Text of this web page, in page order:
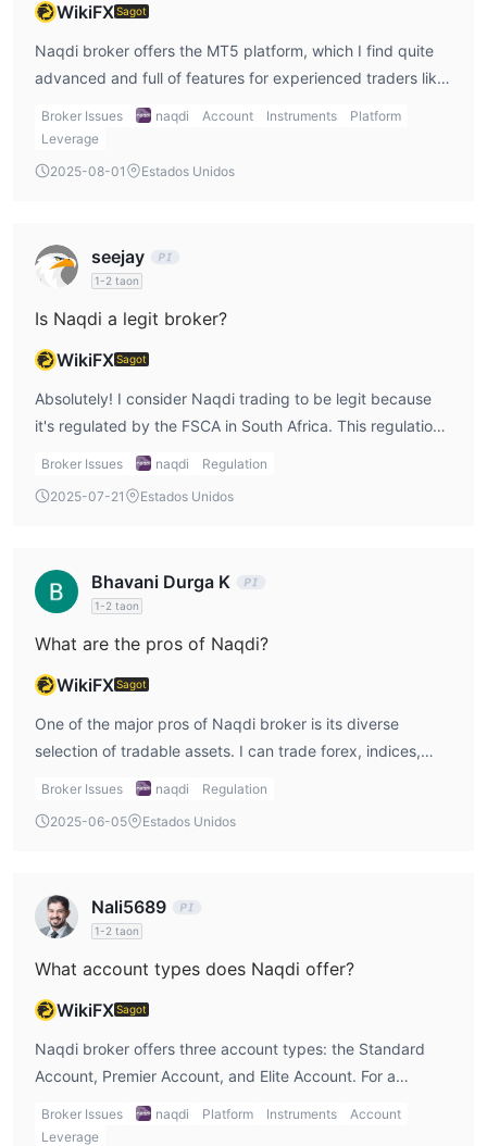
para sa iyo o laban sa iyo.
Trading Platform Deposit and Withdrawal
MasterCard, Skrill, VISA, NETELLER, M-PESA,
SwiftyEft, at Tether
WikiFXSagot
Naqdi broker offers the MT5 platform, which I find quite
advanced and full of features for experienced traders like
myself. Unfortunately, it doesn’t support MT4, which could
be a downside for traders who are more comfortable with
that platform. However, I’m fine with MT5, as it gives me
Broker Issues naqdi Account Instruments
Platform
Leverage
2025-08-01
Estados Unidos
seejay
1-2 taon
Is Naqdi a legit broker?
WikiFXSagot
Absolutely! I consider Naqdi trading to be legit because
it's regulated by the FSCA in South Africa. This regulation
ensures that Naqdi follows legal financial practices, which
trader, it gives me confidence that Naqdi adheres to the
Broker Issues naqdi
Regulation
2025-07-21
Estados Unidos
Bhavani Durga K
1-2 taon
What are the pros of Naqdi?
WikiFXSagot
One of the major pros of Naqdi broker is its diverse
selection of tradable assets. I can trade forex, indices,
metals, stocks, and commodities all in one place. The
another advantage that stands out to me. This is
Broker Issues naqdi
Regulation
2025-06-05
Estados Unidos
Nali5689
1-2 taon
What account types does Naqdi offer?
WikiFXSagot
Naqdi broker offers three account types: the Standard
Account, Premier Account, and Elite Account. For a
beginner like me, the Standard Account is perfect
because there’s no minimum deposit. If I were a more
Broker Issues naqdi Platform Instruments
Account
Leverage